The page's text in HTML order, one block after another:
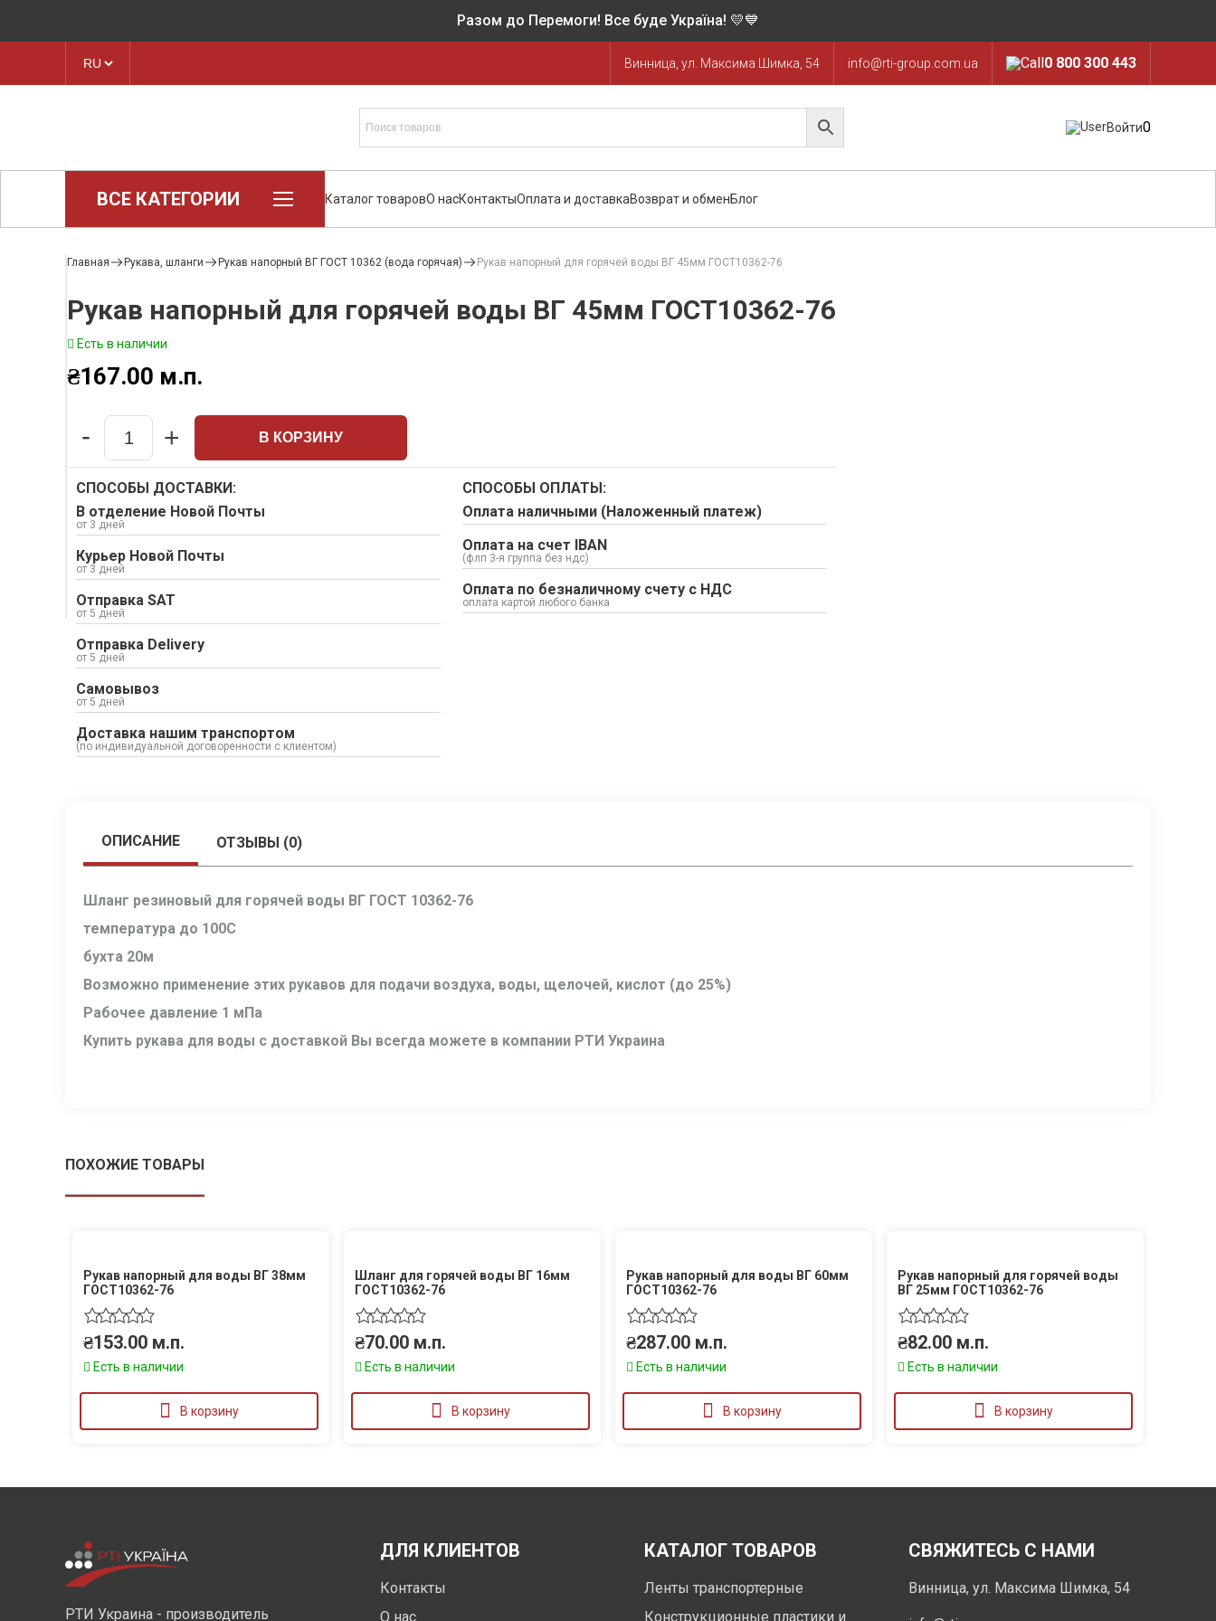
Разом до Перемоги! Все буде Україна! 💛💙
Винница, ул. Максима Шимка, 54 info@rti-group.com.ua 0 800 300 443
Войти0
ВСЕ КАТЕГОРИИ
Паронит
Конструкционные пластики и
полимеры
Ленты транспортерные
Рукава, шланги
Набивки сальниковые
Композитные материалы Resimac
Парафиновая эмульсия
Каталог товаровО насКонтактыОплата и доставкаВозврат и обменБлог
Главная Рукава, шланги Рукав напорный ВГ ГОСТ 10362 (вода горячая) Рукав напорный для горячей воды ВГ 45мм ГОСТ10362-76
Рукав напорный для горячей воды ВГ 45мм ГОСТ10362-76
Есть в наличии
₴167.00 м.п.
Quantity
- + В КОРЗИНУ
СПОСОБЫ ДОСТАВКИ:
В отделение Новой Почты
от 3 дней
Курьер Новой Почты
от 3 дней
Отправка SAT
от 5 дней
Отправка Delivery
от 5 дней
Самовывоз
от 5 дней
Доставка нашим транспортом
(по индивидуальной договоренности с клиентом)
СПОСОБЫ ОПЛАТЫ:
Оплата наличными (Наложенный платеж)
Оплата на счет IBAN
(флп 3-я группа без ндс)
Оплата по безналичному счету с НДС
оплата картой любого банка
ОПИСАНИЕ ОТЗЫВЫ (0)
Шланг резиновый для горячей воды ВГ ГОСТ 10362-76
температура до 100С
бухта 20м
Возможно применение этих рукавов для подачи воздуха, воды, щелочей, кислот (до 25%)
Рабочее давление 1 мПа
Купить рукава для воды с доставкой Вы всегда можете в компании РТИ Украина
ПОХОЖИЕ ТОВАРЫ
Рукав напорный для воды ВГ 38мм
ГОСТ10362-76
₴153.00 м.п.
Есть в наличии
В корзину
Шланг для горячей воды ВГ 16мм
ГОСТ10362-76
₴70.00 м.п.
Есть в наличии
В корзину
Рукав напорный для воды ВГ 60мм
ГОСТ10362-76
₴287.00 м.п.
Есть в наличии
В корзину
Рукав напорный для горячей воды
ВГ 25мм ГОСТ10362-76
₴82.00 м.п.
Есть в наличии
В корзину
РТИ Украина - производитель
ДЛЯ КЛИЕНТОВ
Контакты
О нас
КАТАЛОГ ТОВАРОВ
Ленты транспортерные
Конструкционные пластики и
СВЯЖИТЕСЬ С НАМИ
Винница, ул. Максима Шимка, 54